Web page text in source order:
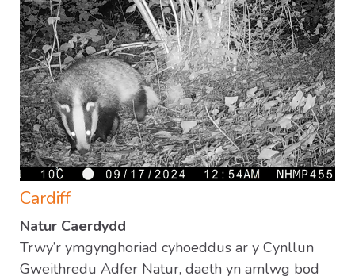
Cardiff
Natur Caerdydd
Trwy’r ymgynghoriad cyhoeddus ar y Cynllun
Gweithredu Adfer Natur, daeth yn amlwg bod